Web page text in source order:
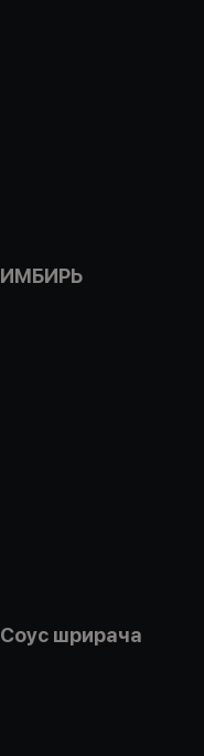
ИМБИРЬ
Соус шрирача